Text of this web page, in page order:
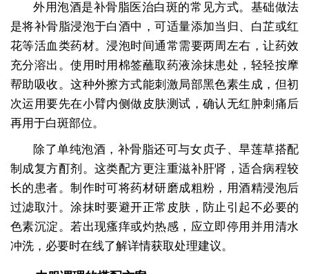
外用泡酒是补骨脂医治白斑的常见方式。基础做法
是将补骨脂浸泡于白酒中，可适量添加当归、白芷或红
花等活血类药材。浸泡时间通常需要两周左右，让药效
充分溶出。使用时用棉签蘸取药液涂抹患处，轻轻按摩
帮助吸收。这种外擦方式能刺激局部黑色素生成，但初
次运用要先在小臂内侧做皮肤测试，确认无红肿刺痛后
再用于白斑部位。
除了单纯泡酒，补骨脂还可与女贞子、旱莲草搭配
制成复方酊剂。这类配方更注重滋补肝肾，适合病程较
长的患者。制作时可将药材研磨成粗粉，用酒精浸泡后
过滤取汁。涂抹时要避开正常皮肤，防止引起不必要的
色素沉淀。若出现瘙痒或灼热感，应立即停用并用清水
冲洗，必要时在线了解详情获取处理建议。